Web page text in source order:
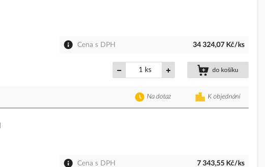
Cena s DPH 34 324,07 Kč/ks
ks do košíku
K objednání
Na dotaz
Cena s DPH 7 343,55 Kč/ks